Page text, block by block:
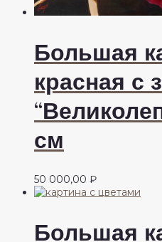
Большая
красная с
см
50 000,00 ₽
Большая